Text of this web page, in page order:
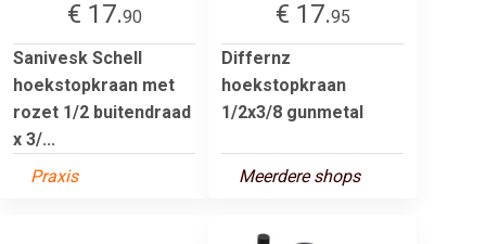
€ 17.90
Sanivesk Schell
hoekstopkraan met
rozet 1/2 buitendraad
x 3/...
Praxis
€ 17.95
Differnz
hoekstopkraan
1/2x3/8 gunmetal
Meerdere shops